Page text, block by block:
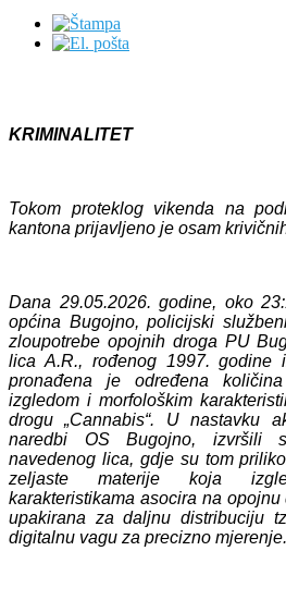
KRIMINALITET
Tokom proteklog vikenda na
kantona prijavljeno je osam
Dana 29.05.2026. godine, oko
općina Bugojno, policijski
zloupotrebe opojnih droga PU
lica A.R., rođenog 1997. godine
pronađena je određena
izgledom i morfološkim
drogu „Cannabis“. U nastavku
naredbi OS Bugojno, izvršili
navedenog lica, gdje su tom
zeljaste materije koja
karakteristikama asocira na opojnu
upakirana za daljnu distribuciju
digitalnu vagu za precizno mjerenje.